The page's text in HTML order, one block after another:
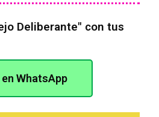
Deliberante" con tus
WhatsApp